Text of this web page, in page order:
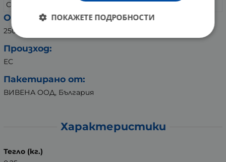
Сол 0.01 грама
Опаковка:
250 грама
Произход:
ЕС
Пакетирано от:
ВИВЕНА ООД, България
Характеристики
Тегло (кг.)
ПОКАЖЕТЕ ПОДРОБНОСТИ